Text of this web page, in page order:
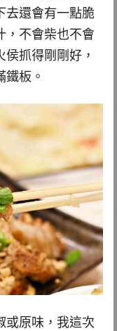
去還會有一點脆
，不會柴也不會
抓得剛剛好，
板。
或原味，我這次